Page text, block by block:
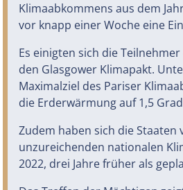
Klimaabkommens aus dem
vor knapp einer Woche eine
Es einigten sich die
den Glasgower Klimapakt.
Maximalziel des Pariser
die Erderwärmung auf 1,5
Zudem haben sich die
unzureichenden nationalen
2022, drei Jahre früher als